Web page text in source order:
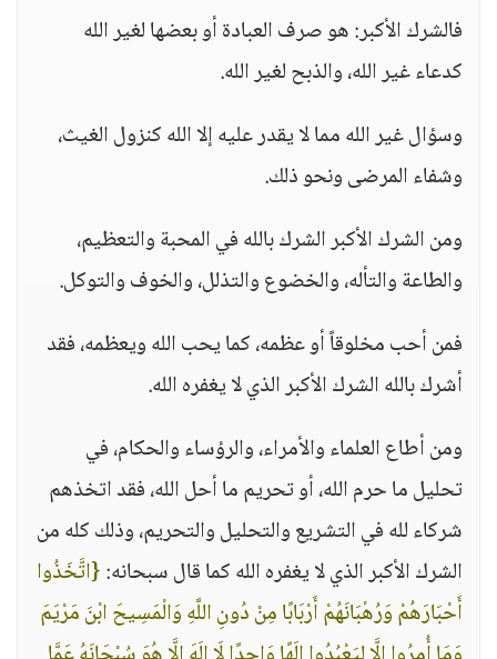
فالشرك الأكبر: هو صرف العبادة أو بعضها لغير الله
كدعاء غير الله، والذبح لغير الله.
وسؤال غير الله مما لا يقدر عليه إلا الله كنزول الغيث،
وشفاء المرضى ونحو ذلك.
ومن الشرك الأكبر الشرك بالله في المحبة والتعظيم،
والطاعة والتأله، والخضوع والتذلل، والخوف والتوكل.
فمن أحب مخلوقاً أو عظمه، كما يحب الله ويعظمه، فقد
أشرك بالله الشرك الأكبر الذي لا يغفره الله.
ومن أطاع العلماء والأمراء، والرؤساء والحكام، في
تحليل ما حرم الله، أو تحريم ما أحل الله، فقد اتخذهم
شركاء لله في التشريع والتحليل والتحريم، وذلك كله من
الشرك الأكبر الذي لا يغفره الله كما قال سبحانه:{اتَّخَذُوا
أَحْبَارَهُمْ وَرُهْبَانَهُمْ أَرْبَابًا مِنْ دُونِ اللَّهِ وَالْمَسِيحَ ابْنَ مَرْيَمَ